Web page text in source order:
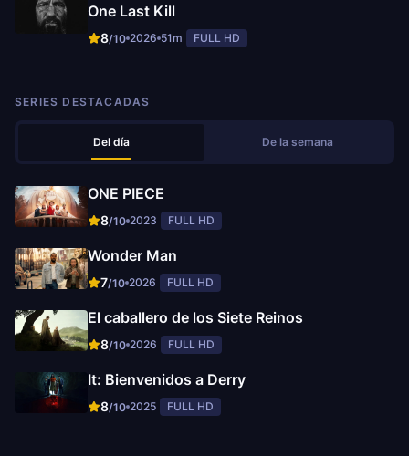
One Last Kill
8/10 2026 51m FULL HD
SERIES DESTACADAS
Del día De la semana
ONE PIECE
8/10 2023 FULL HD
Wonder Man
7/10 2026 FULL HD
El caballero de los Siete Reinos
8/10 2026 FULL HD
It: Bienvenidos a Derry
8/10 2025 FULL HD